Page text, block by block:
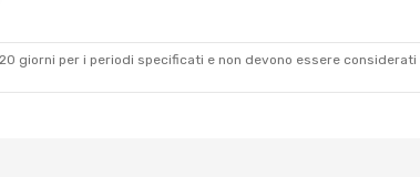
giorni per i periodi specificati e non devono essere